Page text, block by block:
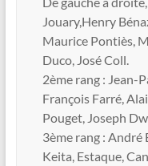
Jouary,Henry
Maurice Pontiès,
Duco, José Coll.
2ème rang : Jean-
François Farré,
Pouget, Joseph
3ème rang : André
Keita, Estaque,